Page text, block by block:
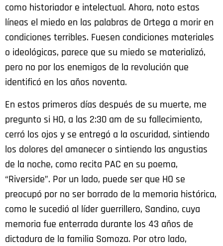
como historiador e intelectual. Ahora, noto estas
líneas el miedo en las palabras de Ortega a morir en
condiciones terribles. Fuesen condiciones materiales
o ideológicas, parece que su miedo se materializó,
pero no por los enemigos de la revolución que
identificó en los años noventa.
En estos primeros días después de su muerte, me
pregunto si HO, a las 2:30 am de su fallecimiento,
cerró los ojos y se entregó a la oscuridad, sintiendo
los dolores del amanecer o sintiendo las angustias
de la noche, como recita PAC en su poema,
“Riverside”. Por un lado, puede ser que HO se
preocupó por no ser borrado de la memoria histórica,
como le sucedió al líder guerrillero, Sandino, cuya
memoria fue enterrada durante los 43 años de
dictadura de la familia Somoza. Por otro lado,